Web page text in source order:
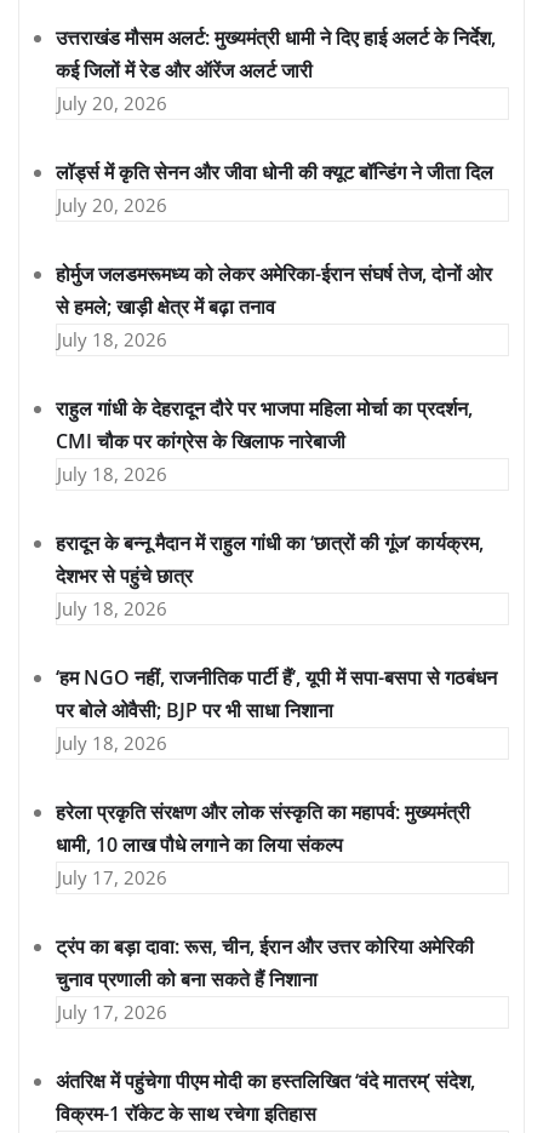
उत्तराखंड मौसम अलर्ट: मुख्यमंत्री धामी ने दिए हाई अलर्ट के निर्देश,
कई जिलों में रेड और ऑरेंज अलर्ट जारी
July 20, 2026
लॉर्ड्स में कृति सेनन और जीवा धोनी की क्यूट बॉन्डिंग ने जीता दिल
July 20, 2026
होर्मुज जलडमरूमध्य को लेकर अमेरिका-ईरान संघर्ष तेज, दोनों ओर
से हमले; खाड़ी क्षेत्र में बढ़ा तनाव
July 18, 2026
राहुल गांधी के देहरादून दौरे पर भाजपा महिला मोर्चा का प्रदर्शन,
CMI चौक पर कांग्रेस के खिलाफ नारेबाजी
July 18, 2026
हरादून के बन्नू मैदान में राहुल गांधी का ‘छात्रों की गूंज’ कार्यक्रम,
देशभर से पहुंचे छात्र
July 18, 2026
‘हम NGO नहीं, राजनीतिक पार्टी हैं’, यूपी में सपा-बसपा से गठबंधन
पर बोले ओवैसी; BJP पर भी साधा निशाना
July 18, 2026
हरेला प्रकृति संरक्षण और लोक संस्कृति का महापर्व: मुख्यमंत्री
धामी, 10 लाख पौधे लगाने का लिया संकल्प
July 17, 2026
ट्रंप का बड़ा दावा: रूस, चीन, ईरान और उत्तर कोरिया अमेरिकी
चुनाव प्रणाली को बना सकते हैं निशाना
July 17, 2026
अंतरिक्ष में पहुंचेगा पीएम मोदी का हस्तलिखित ‘वंदे मातरम्’ संदेश,
विक्रम-1 रॉकेट के साथ रचेगा इतिहास